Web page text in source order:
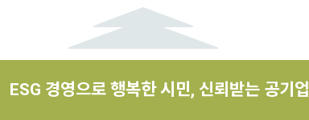
ESG 경영으로 행복한 시민, 신뢰받는 공기업